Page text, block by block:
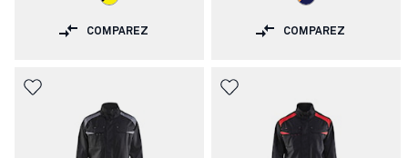
COMPAREZ COMPAREZ